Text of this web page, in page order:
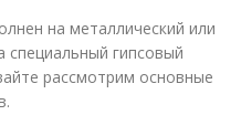
на металлический или
специальный гипсовый
рассмотрим основные